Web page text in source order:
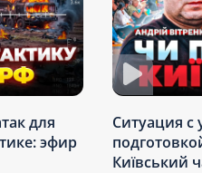
для
эфир
Ситуация
Київський